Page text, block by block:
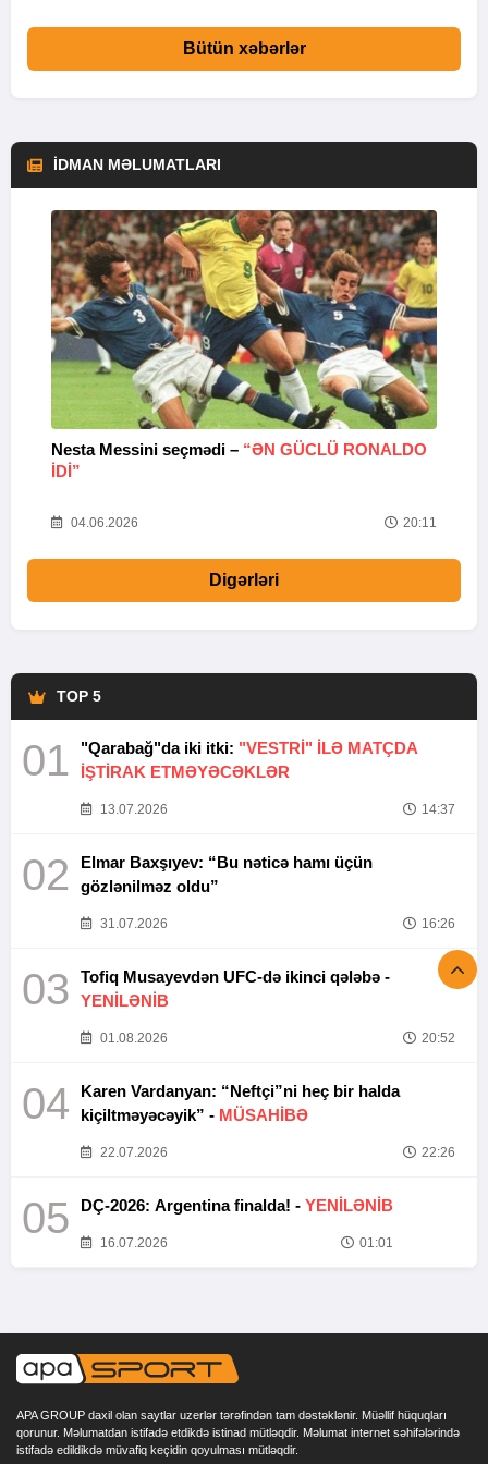
Bütün xəbərlər
İDMAN MƏLUMATLARI
Nesta Messini seçmədi – “ƏN GÜCLÜ RONALDO
IDI”
04.06.2026 20:11
Digərləri
TOP 5
01 "Qarabağ"da iki itki: "VESTRİ" İLƏ MATÇDA
İŞTİRAK ETMƏYƏCƏKLƏR
13.07.2026 14:37
02
Elmar Baxşıyev: “Bu nəticə hamı üçün
gözlənilməz oldu”
31.07.2026 16:26
03
Tofiq Musayevdən UFC-də ikinci qələbə -
YENİLƏNİB
01.08.2026 20:52
04
Karen Vardanyan: “Neftçi”ni heç bir halda
kiçiltməyəcəyik” - MÜSAHİBƏ
22.07.2026 22:26
05 DÇ-2026: Argentina finalda! - YENİLƏNİB
16.07.2026 01:01
APA GROUP daxil olan saytlar uzerlər tərəfindən tam dəstəklənir. Müəllif hüquqları
qorunur. Məlumatdan istifadə etdikdə istinad mütləqdir. Məlumat internet səhifələrində
istifadə edildikdə müvafiq keçidin qoyulması mütləqdir.